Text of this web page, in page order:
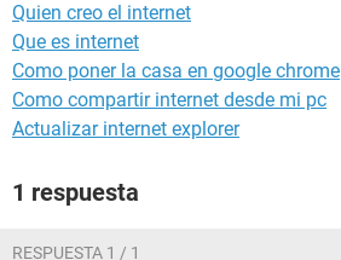
Quien creo el internet
Que es internet
Como poner la casa en google chrome
Como compartir internet desde mi pc
Actualizar internet explorer
1 respuesta
RESPUESTA 1 / 1